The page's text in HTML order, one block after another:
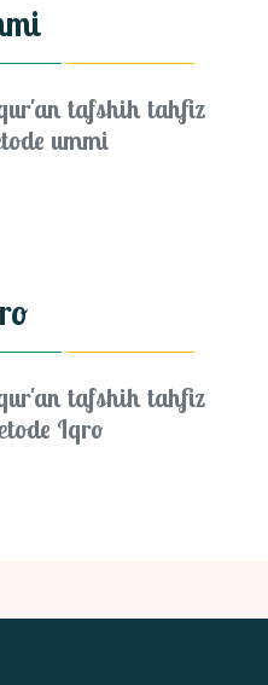
tafshih tahfiz
ummi
tafshih tahfiz
Iqro